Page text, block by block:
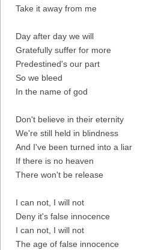
Take it away from me
Day after day we will
Gratefully suffer for more
Predestined's our part
So we bleed
In the name of god
Don't believe in their eternity
We're still held in blindness
And I've been turned into a liar
If there is no heaven
There won't be release
I can not, I will not
Deny it's false innocence
I can not, I will not
The age of false innocence